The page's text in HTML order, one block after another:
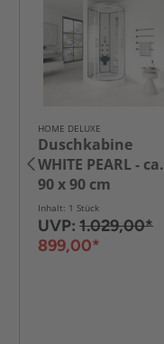
HOME DELUXE
Duschkabine
WHITE PEARL - ca.
90 x 90 cm
Inhalt: 1 Stück
UVP: 1.029,00*
899,00*